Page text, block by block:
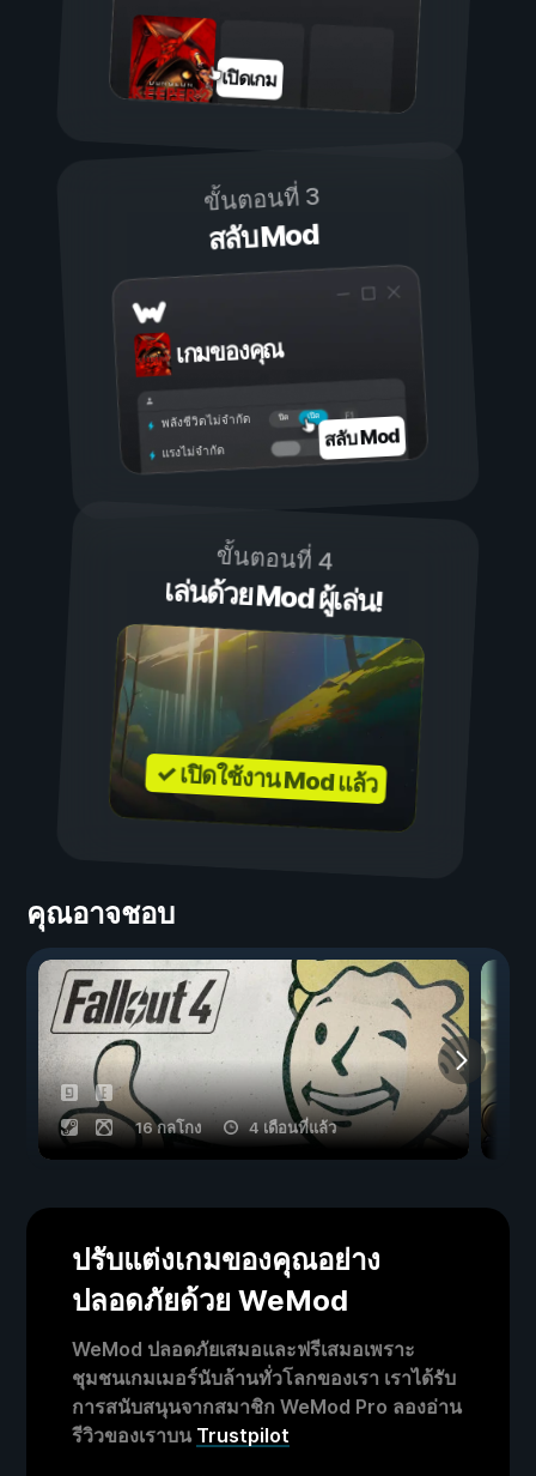
เปิดเกม
ขั้นตอนที่ 3
สลับ Mod
เกมของคุณ
เปิด
ปิด
พลังชีวิตไม่จำกัด
แรงไม่จำกัด สลับ Mod
ขั้นตอนที่ 4
เล่นด้วย Mod ผู้เล่น!
✓ เปิดใช้งาน Mod แล้ว
คุณอาจชอบ
16 กลโกง 4 เดือนที่แล้ว
ปรับแต่งเกมของคุณอย่าง
ปลอดภัยด้วย WeMod
WeMod ปลอดภัยเสมอและฟรีเสมอเพราะ
ชุมชนเกมเมอร์นับล้านทั่วโลกของเรา เราได้รับ
การสนับสนุนจากสมาชิก WeMod Pro ลองอ่าน
รีวิวของเราบน Trustpilot